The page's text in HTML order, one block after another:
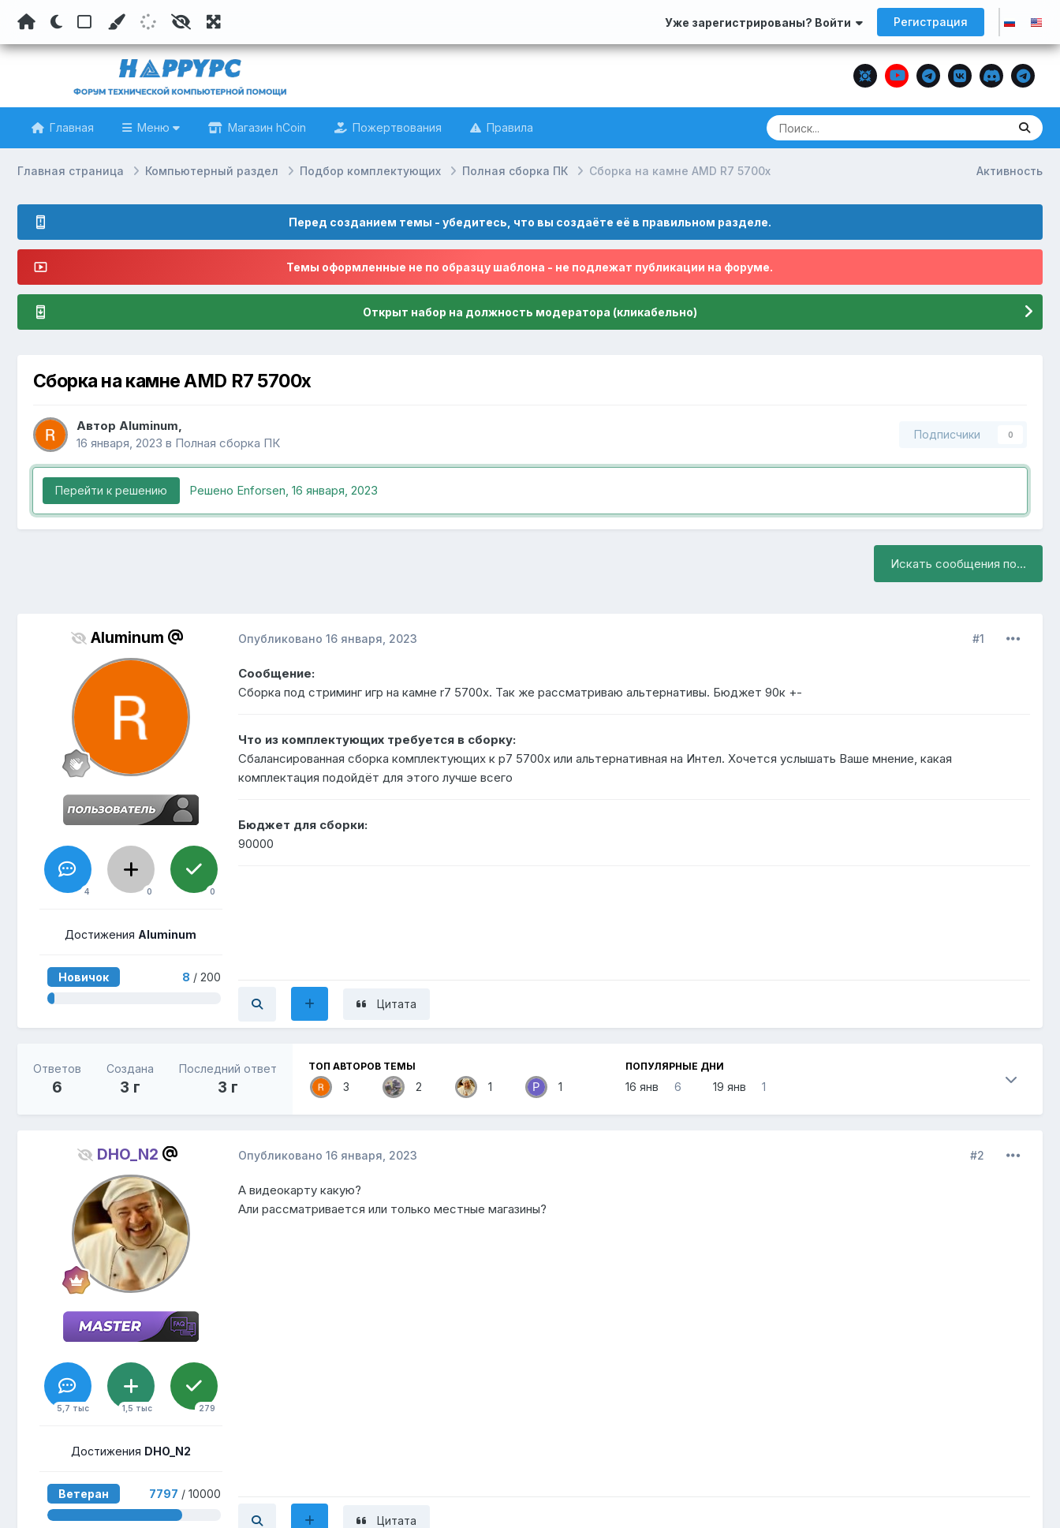
Уже зарегистрированы? Войти Регистрация
Главная Меню Магазин hCoin Пожертвования Правила
Активность
Главная страница Компьютерный раздел Подбор комплектующих Полная сборка ПК Сборка на камне AMD R7 5700x
Перед созданием темы - убедитесь, что вы создаёте её в правильном разделе.
Темы оформленные не по образцу шаблона - не подлежат публикации на форуме.
Открыт набор на должность модератора (кликабельно)
Сборка на камне AMD R7 5700x
Автор Aluminum
16 января, 2023 в Полная сборка ПК
Подписчики 0
Перейти к решению Решено Enforsen, 16 января, 2023
Искать сообщения по...
Aluminum
4 0 0
Достижения Aluminum
Новичок 8 / 200
#1
Опубликовано 16 января, 2023
Сообщение:
Сборка под стриминг игр на камне r7 5700х. Так же рассматриваю альтернативы. Бюджет 90к +-
Что из комплектующих требуется в сборку:
Сбалансированная сборка комплектующих к р7 5700х или альтернативная на Интел. Хочется услышать Ваше мнение, какая
комплектация подойдёт для этого лучше всего
Бюджет для сборки:
90000
Цитата
Ответов
6
Создана
3 г
Последний ответ
3 г
ТОП АВТОРОВ ТЕМЫ
3 2 1 1
ПОПУЛЯРНЫЕ ДНИ
16 янв 6 19 янв 1
DHO_N2
5,7 тыс 1,5 тыс 279
Достижения DHO_N2
Ветеран 7797 / 10000
#2
Опубликовано 16 января, 2023
А видеокарту какую?
Али рассматривается или только местные магазины?
Цитата